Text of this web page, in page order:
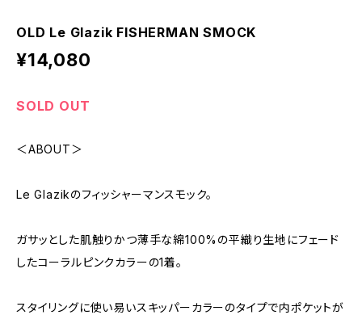
OLD Le Glazik FISHERMAN SMOCK
¥14,080
SOLD OUT
＜ABOUT＞
Le Glazikのフィッシャーマンスモック。
ガサッとした肌触りかつ薄手な綿100%の平織り生地にフェード
したコーラルピンクカラーの1着。
スタイリングに使い易いスキッパーカラーのタイプで内ポケットが